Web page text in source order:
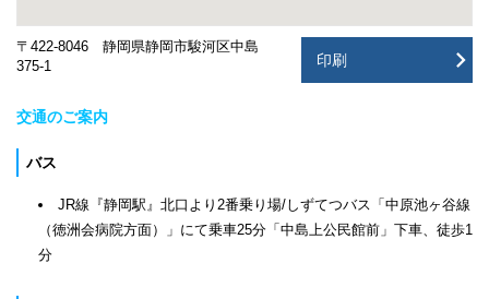
〒422-8046 静岡県静岡市駿河区中島
375-1
印刷
交通のご案内
バス
JR線『静岡駅』北口より2番乗り場/しずてつバス「中原池ヶ谷線
（徳洲会病院方面）」にて乗車25分「中島上公民館前」下車、徒歩1
分